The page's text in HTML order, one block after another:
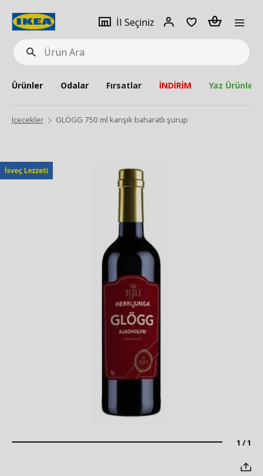
Ürün
Ara
İl Seçiniz
Giriş
Adet
Ürünler Odalar Fırsatlar İNDİRİM Yaz Ürünleri
İçecekler GLÖGG 750 ml karışık baharatlı şurup
1 / 1